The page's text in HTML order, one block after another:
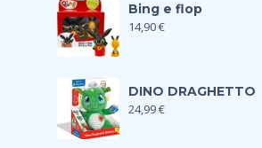
Bing e flop
14,90€
DINO DRAGHETTO
24,99€